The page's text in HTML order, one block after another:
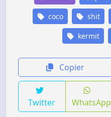
coco shit
kermit
Copier
Twitter WhatsApp